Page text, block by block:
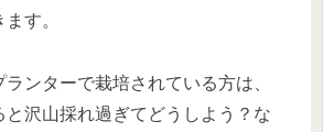
す。
ンターで栽培されている方は、
と沢山採れ過ぎてどうしよう？な